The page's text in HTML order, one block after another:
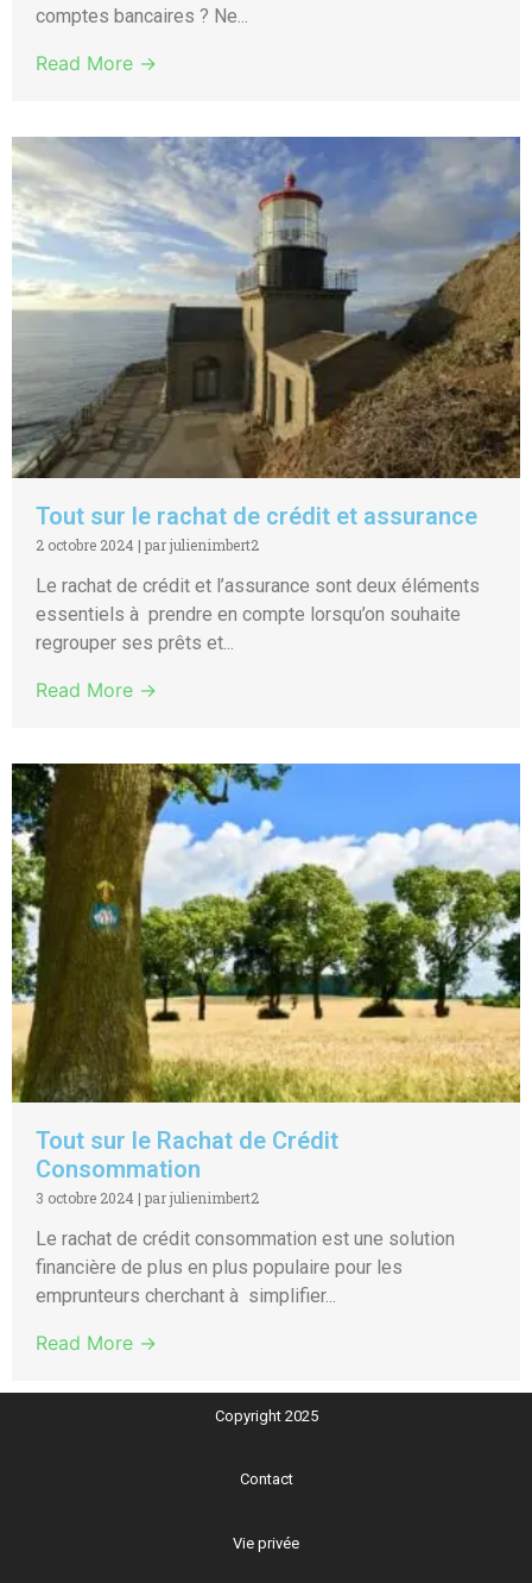
comptes bancaires ? Ne...
Read More →
Tout sur le rachat de crédit et assurance
2 octobre 2024 | par julienimbert2
Le rachat de crédit et l’assurance sont deux éléments
essentiels à prendre en compte lorsqu’on souhaite
regrouper ses prêts et...
Read More →
Tout sur le Rachat de Crédit
Consommation
3 octobre 2024 | par julienimbert2
Le rachat de crédit consommation est une solution
financière de plus en plus populaire pour les
emprunteurs cherchant à simplifier...
Read More →
Copyright 2025
Contact
Vie privée